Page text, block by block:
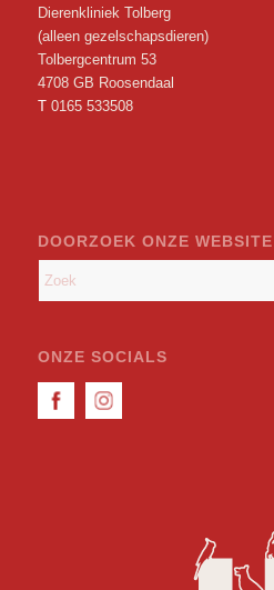
Dierenkliniek Tolberg
(alleen gezelschapsdieren)
Tolbergcentrum 53
4708 GB Roosendaal
T 0165 533508
DOORZOEK ONZE WEBSITE
ONZE SOCIALS